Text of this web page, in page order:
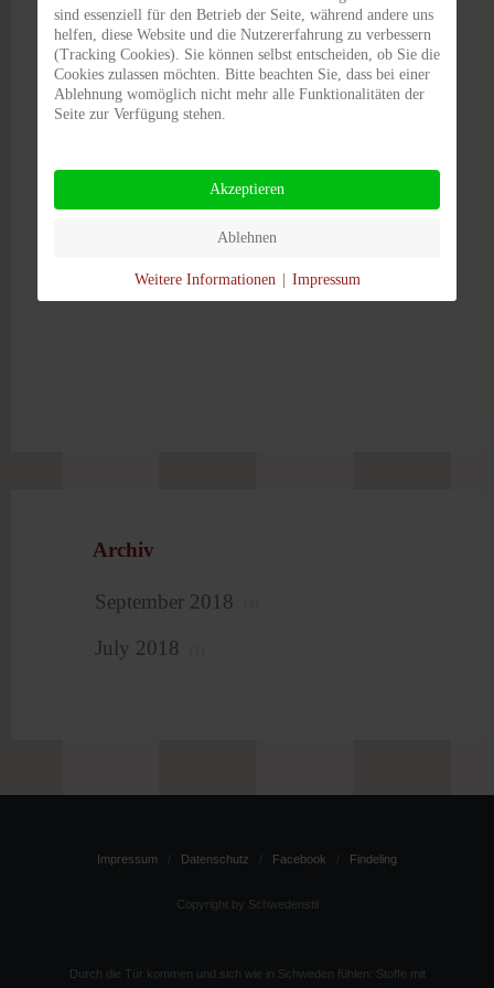
Ihr Schwedenstil Team
SUPER USER
Archiv
September 2018
July 2018
Impressum Datenschutz Facebook Findeling
Copyright by Schwedenstil
Durch die Tür kommen und sich wie in Schweden fühlen: Stoffe mit
sind essenziell für den Betrieb der Seite, während andere uns
helfen, diese Website und die Nutzererfahrung zu verbessern
(Tracking Cookies). Sie können selbst entscheiden, ob Sie die
Cookies zulassen möchten. Bitte beachten Sie, dass bei einer
Ablehnung womöglich nicht mehr alle Funktionalitäten der
Seite zur Verfügung stehen.
Akzeptieren
Ablehnen
Weitere Informationen | Impressum